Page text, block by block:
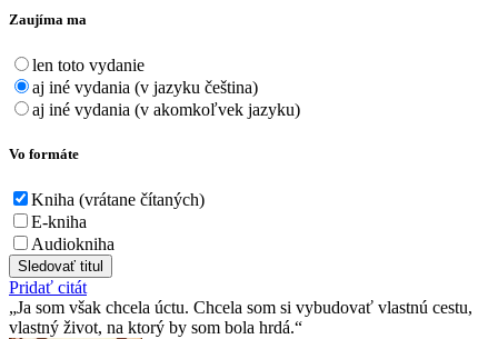
Zaujíma ma
len toto vydanie
aj iné vydania (v jazyku čeština)
aj iné vydania (v akomkoľvek jazyku)
Vo formáte
Kniha (vrátane čítaných)
E-kniha
Audiokniha
Sledovať titul
Pridať citát
Ja som však chcela úctu. Chcela som si vybudovať vlastnú cestu,
vlastný život, na ktorý by som bola hrdá.